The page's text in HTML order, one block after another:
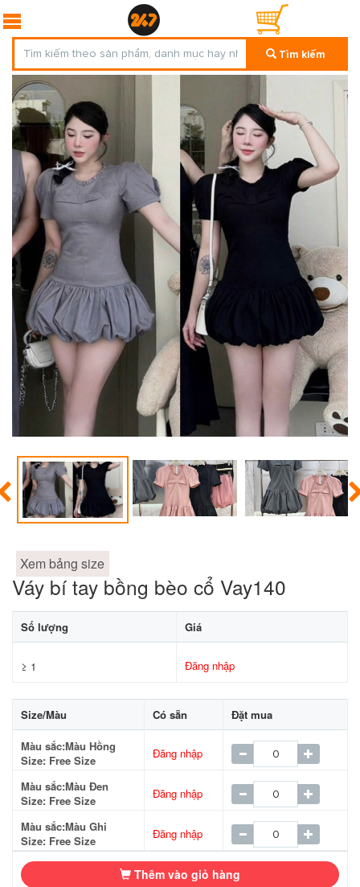
Tìm kiếm
Xem bảng size
Váy bí tay bồng bèo cổ Vay140
Số lượng Giá
≥ 1 Đăng nhập
Size/Màu Có sẵn Đặt mua
Màu sắc:Màu Hồng
Size: Free Size
Đăng nhập
Màu sắc:Màu Đen
Size: Free Size
Đăng nhập
Màu sắc:Màu Ghi
Size: Free Size
Đăng nhập
Thêm vào giỏ hàng